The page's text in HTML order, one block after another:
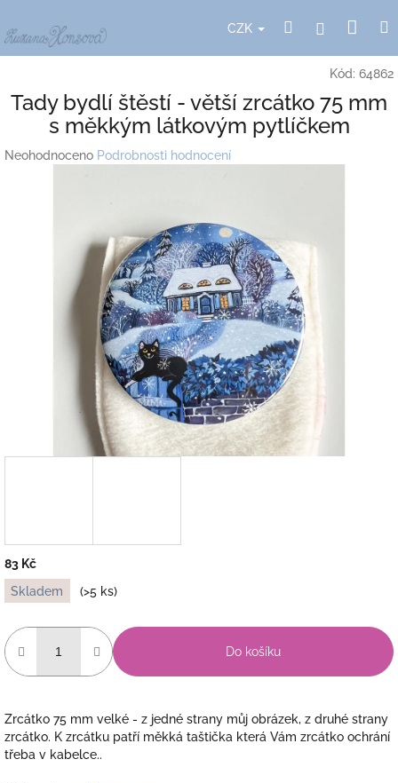
na
obsah
CZK HledatPřihlášení
Kód: 64862
Tady bydlí štěstí - větší zrcátko 75 mm
s měkkým látkovým pytlíčkem
Průměrné
Neohodnoceno Podrobnosti hodnocení
83 Kč
Měrná
cena:
Skladem (>5 ks)
Do košíku
Zrcátko 75 mm velké - z jedné strany můj obrázek, z druhé strany
zrcátko. K zrcátku patří měkká taštička která Vám zrcátko ochrání
třeba v kabelce..